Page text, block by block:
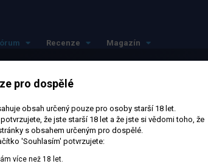
Recenze Magazín
pro dospělé
obsah určený pouze pro osoby starší 18 let.
že jste starší 18 let a že jste si vědomi toho, že
s obsahem určeným pro dospělé.
'Souhlasím' potvrzujete:
více než 18 let.